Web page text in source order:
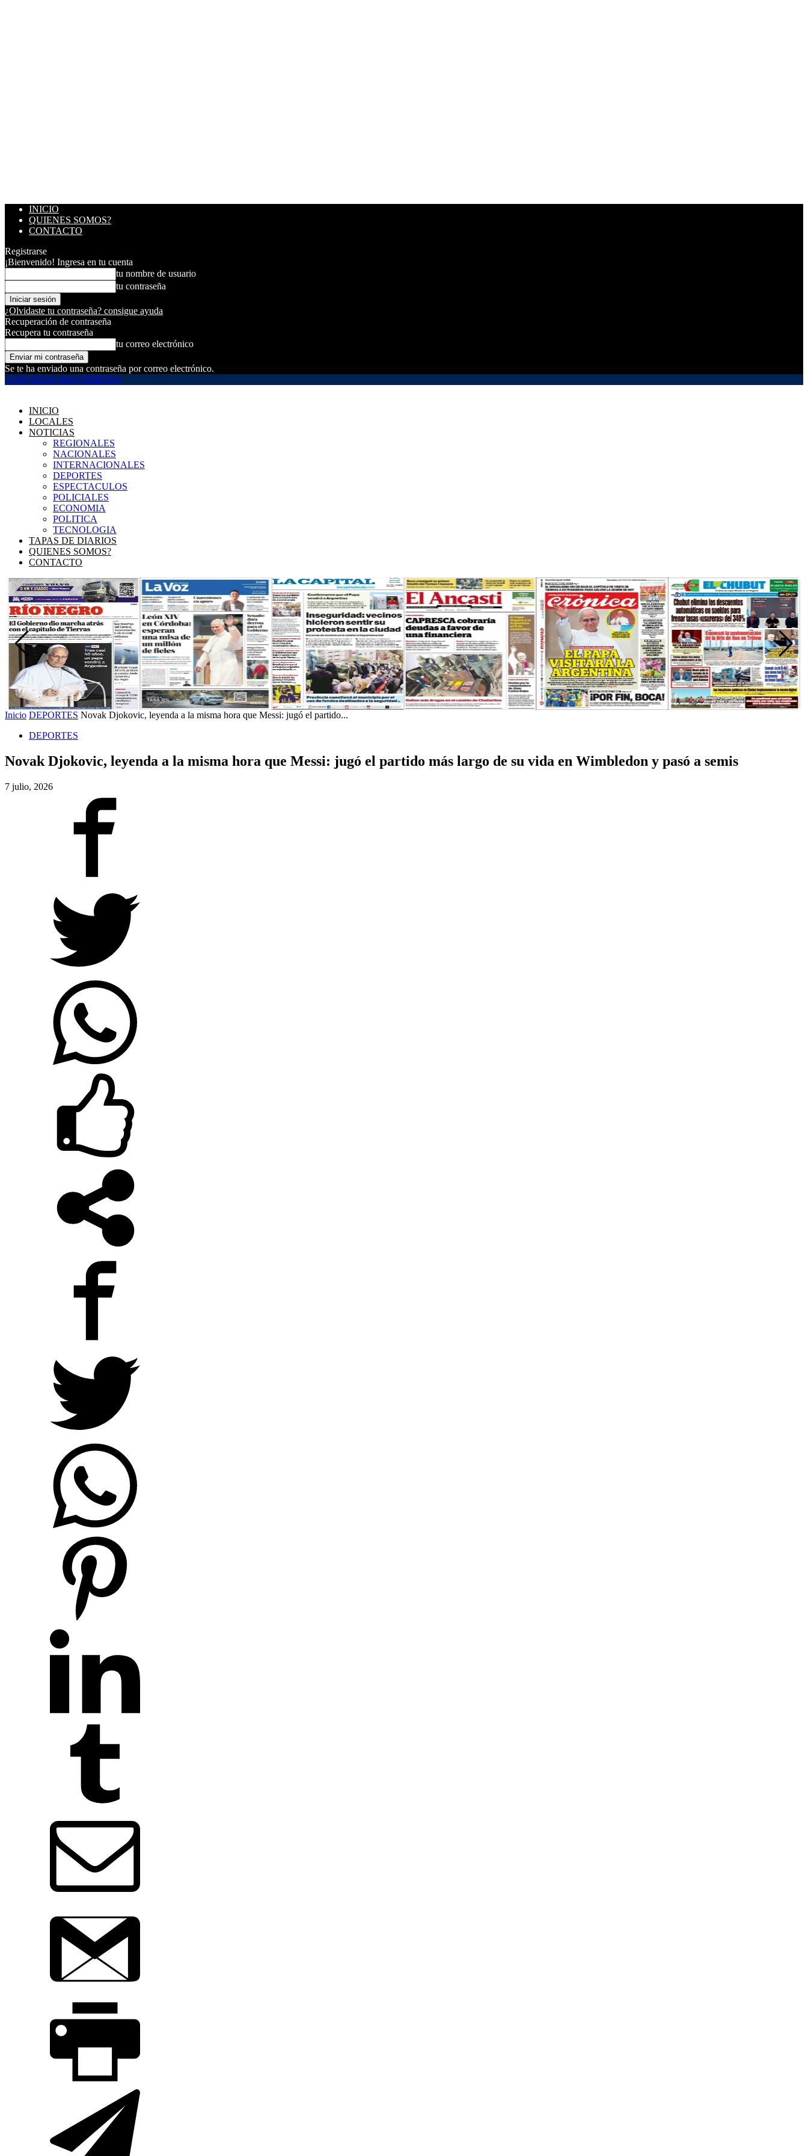
INICIO
QUIENES SOMOS?
CONTACTO
Registrarse
¡Bienvenido! Ingresa en tu cuenta
tu nombre de usuario
tu contraseña
¿Olvidaste tu contraseña? consigue ayuda
Recuperación de contraseña
Recupera tu contraseña
tu correo electrónico
Se te ha enviado una contraseña por correo electrónico.
UNIVERSO MULTIMEDIA
INICIO
LOCALES
NOTICIAS
REGIONALES
NACIONALES
INTERNACIONALES
DEPORTES
ESPECTACULOS
POLICIALES
ECONOMIA
POLITICA
TECNOLOGIA
TAPAS DE DIARIOS
QUIENES SOMOS?
CONTACTO
Inicio DEPORTES Novak Djokovic, leyenda a la misma hora que Messi: jugó el partido...
DEPORTES
Novak Djokovic, leyenda a la misma hora que Messi: jugó el partido más largo de su vida en Wimbledon y pasó a semis
7 julio, 2026